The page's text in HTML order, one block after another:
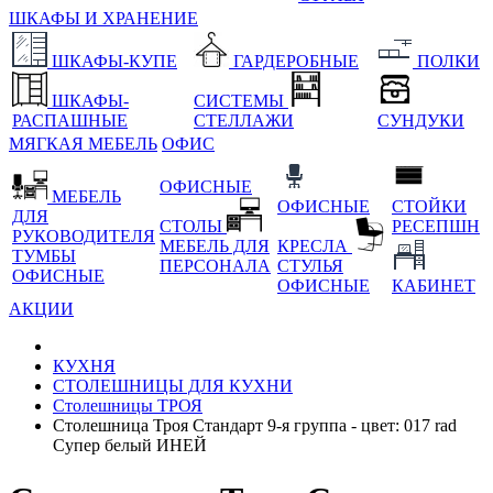
ШКАФЫ И ХРАНЕНИЕ
ШКАФЫ-КУПЕ
ШКАФЫ-
РАСПАШНЫЕ
ГАРДЕРОБНЫЕ
СИСТЕМЫ
СТЕЛЛАЖИ
ПОЛКИ
СУНДУКИ
МЯГКАЯ МЕБЕЛЬ ОФИС
МЕБЕЛЬ
ДЛЯ
РУКОВОДИТЕЛЯ
ТУМБЫ
ОФИСНЫЕ
ОФИСНЫЕ
СТОЛЫ
МЕБЕЛЬ ДЛЯ
ПЕРСОНАЛА
ОФИСНЫЕ
КРЕСЛА
СТУЛЬЯ
ОФИСНЫЕ
СТОЙКИ
РЕСЕПШН
КАБИНЕТ
АКЦИИ
КУХНЯ
СТОЛЕШНИЦЫ ДЛЯ КУХНИ
Столешницы ТРОЯ
Столешница Троя Стандарт 9-я группа - цвет: 017 rad
Супер белый ИНЕЙ